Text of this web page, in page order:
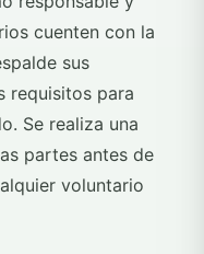
cuenten con la
sus
requisitos para
Se realiza una
partes antes de
voluntario